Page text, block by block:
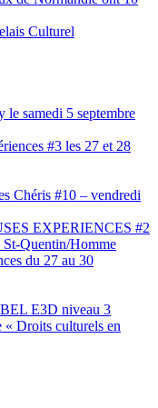
Culturel
le samedi 5 septembre
#3 les 27 et 28
Chéris #10 – vendredi
EXPERIENCES #2
St-Quentin/Homme
du 27 au 30
E3D niveau 3
« Droits culturels en